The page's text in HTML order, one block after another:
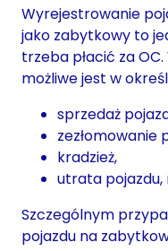
Wyrejestrowanie
jako zabytkowy to
trzeba płacić za
możliwe jest w
sprzedaż
zezłomowanie
kradzież,
utrata pojazdu,
Szczególnym
pojazdu na